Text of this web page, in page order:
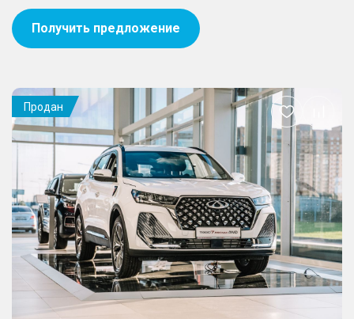
Получить предложение
Продан
Добавить
в
избранное